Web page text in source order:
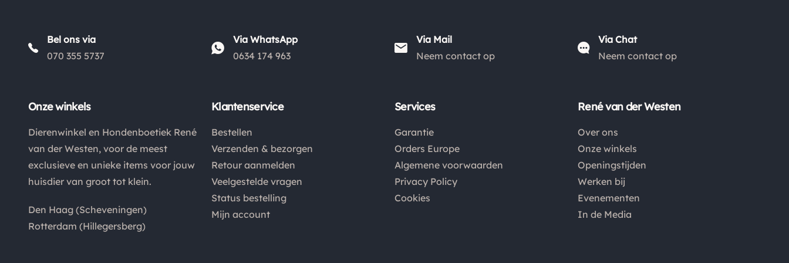
De verzendkosten naar België en de rest van
België €6,95 en boven de €50,00 zijn de
worden aangetekend en verzekerd verstuurd. Voor
de verzendkosten buiten Nederland en België
verwijzen wij je graag door naar "
Kies je voor afhalen bij een pakketpunt maar wordt
het pakket niet afgehaald? Dan retourneren wij het
Bel ons via
070 355 5737
Via WhatsApp
0634 174 963
Via Mail
Neem contact op
Via Chat
Neem contact op
Onze winkels
Dierenwinkel en Hondenboetiek René
van der Westen, voor de meest
exclusieve en unieke items voor jouw
huisdier van groot tot klein.
Den Haag (Scheveningen)
Rotterdam (Hillegersberg)
Klantenservice
Bestellen
Verzenden & bezorgen
Retour aanmelden
Veelgestelde vragen
Status bestelling
Mijn account
Services
Garantie
Orders Europe
Algemene voorwaarden
Privacy Policy
Cookies
René van der Westen
Over ons
Onze winkels
Openingstijden
Werken bij
Evenementen
In de Media